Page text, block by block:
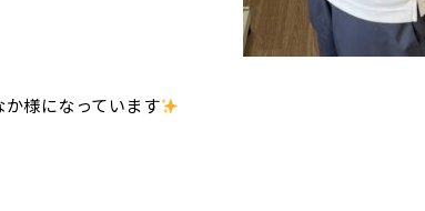
か様になっています